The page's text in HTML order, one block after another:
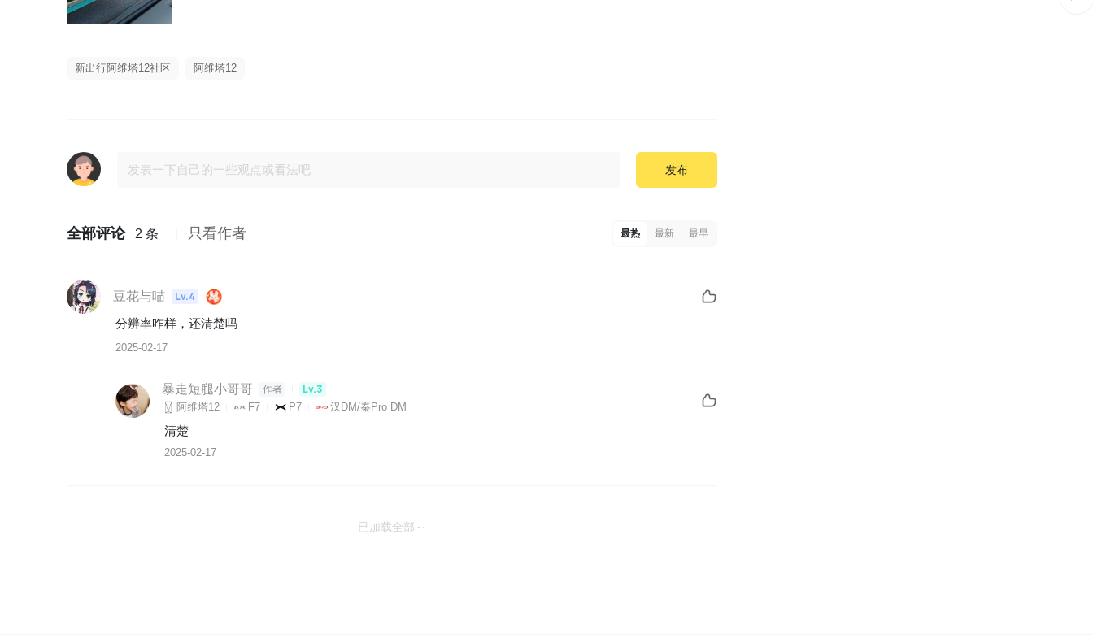
新出行阿维塔12社区 阿维塔12
发布
全部评论 2 条 只看作者 最热 最新 最早
豆花与喵
Lv.4
分辨率咋样，还清楚吗
2025-02-17
暴走短腿小哥哥 作者 Lv.3
阿维塔12 F7 P7 汉DM/秦Pro DM
清楚
2025-02-17
已加载全部～